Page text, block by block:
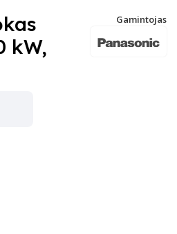
kW,
Gamintojas